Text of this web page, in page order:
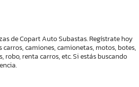
de Copart Auto Subastas. Regístrate hoy
camiones, camionetas, motos, botes,
renta carros, etc. Si estás buscando